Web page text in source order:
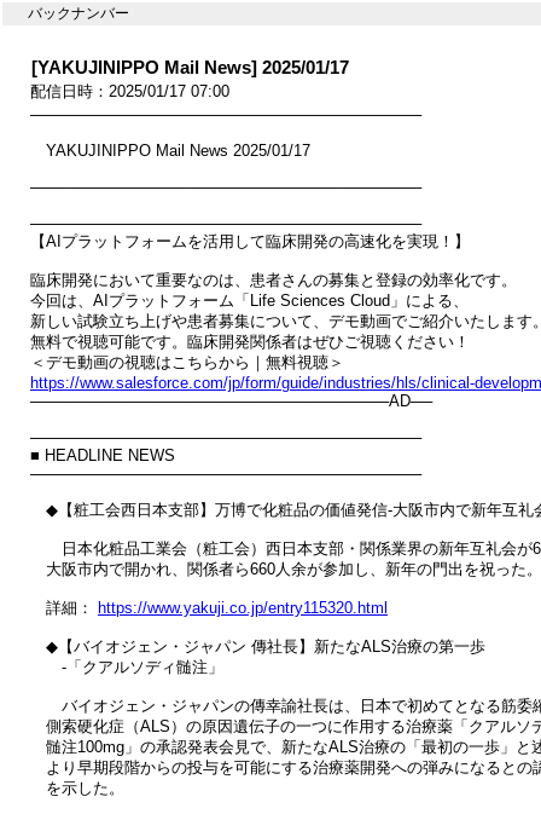
バックナンバー
[YAKUJINIPPO Mail News] 2025/01/17
配信日時：2025/01/17 07:00
────────────────────────────────────
YAKUJINIPPO Mail News 2025/01/17
────────────────────────────────────
────────────────────────────────────
【AIプラットフォームを活用して臨床開発の高速化を実現！】
臨床開発において重要なのは、患者さんの募集と登録の効率化です。
今回は、AIプラットフォーム「Life Sciences Cloud」による、
新しい試験立ち上げや患者募集について、デモ動画でご紹介いたします
無料で視聴可能です。臨床開発関係者はぜひご視聴ください！
https://www.salesforce.com/jp/form/guide/industries/hls/clinical-
─────────────────────────────────AD──
────────────────────────────────────
■ HEADLINE NEWS
────────────────────────────────────
◆【粧工会西日本支部】万博で化粧品の価値発信‐大阪市内で新年互礼
日本化粧品工業会（粧工会）西日本支部・関係業界の新年互礼会が
大阪市内で開かれ、関係者ら660人余が参加し、新年の門出を祝った。
詳細： https://www.yakuji.co.jp/entry115320.html
◆【バイオジェン・ジャパン 傳社長】新たなALS治療の第一歩
‐「クアルソディ髄注」
バイオジェン・ジャパンの傳幸諭社長は、日本で初めてとなる筋委
側索硬化症（ALS）の原因遺伝子の一つに作用する治療薬「クアルソ
髄注100mg」の承認発表会見で、新たなALS治療の「最初の一歩」と
より早期段階からの投与を可能にする治療薬開発への弾みになるとの
を示した。